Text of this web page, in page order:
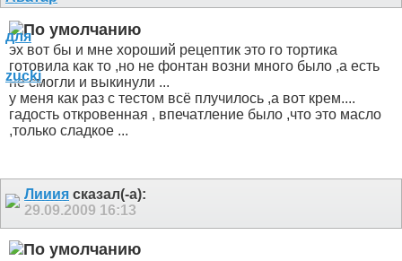
эх вот бы и мне хороший рецептик это го тортика
готовила как то ,но не фонтан возни много было ,а есть
не смогли и выкинули ...
у меня как раз с тестом всё плучилось ,а вот крем....
гадость откровенная , впечатление было ,что это масло
,только сладкое ...
Лииия сказал(-а):
29.09.2009 16:13